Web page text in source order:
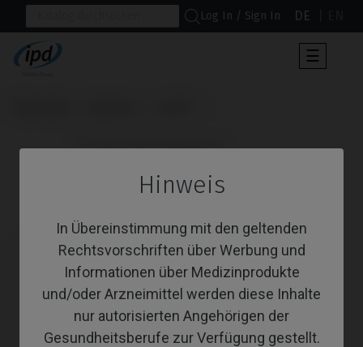
Hinweis
In Übereinstimmung mit den geltenden
Rechtsvorschriften über Werbung und
Informationen über Medizinprodukte
und/oder Arzneimittel werden diese Inhalte
nur autorisierten Angehörigen der
Gesundheitsberufe zur Verfügung gestellt.
Log In / Sign In DE
der
☰
                      Provisorisches Abutment